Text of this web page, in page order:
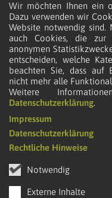
Wir möchten Ihnen ein
Dazu verwenden wir
Website notwendig sind.
auch Cookies, die zur
anonymen
entscheiden, welche
beachten Sie, dass auf
nicht mehr alle
Weitere
Datenschutzerklärung.
Notwendig
Externe Inhalte
Impressum
Datenschutzerklärung
Rechtliche Hinweise